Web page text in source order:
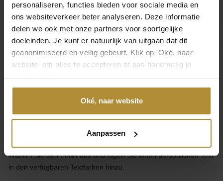
personaliseren, functies bieden voor sociale media en
ons websiteverkeer beter analyseren. Deze informatie
delen we ook met onze partners voor soortgelijke
doeleinden. Je kunt er natuurlijk van uitgaan dat dit
geanonimiseerd en veilig gebeurt. Klik op 'Oké, naar
website' om alles te accepteren of pas handmatig je
Oké, naar website
Aanpassen
Kundenbetreuung
Kategorien
Entwerfen Sie Ihren eigenen einzigartigen Gender Reveal Pop-
Inside- oder Pick & Mix-Ballon.
Wählen Sie den Inhalt aus und fügen Sie einen persönlichen Text
in den verfügbaren Textfarben hinzu.